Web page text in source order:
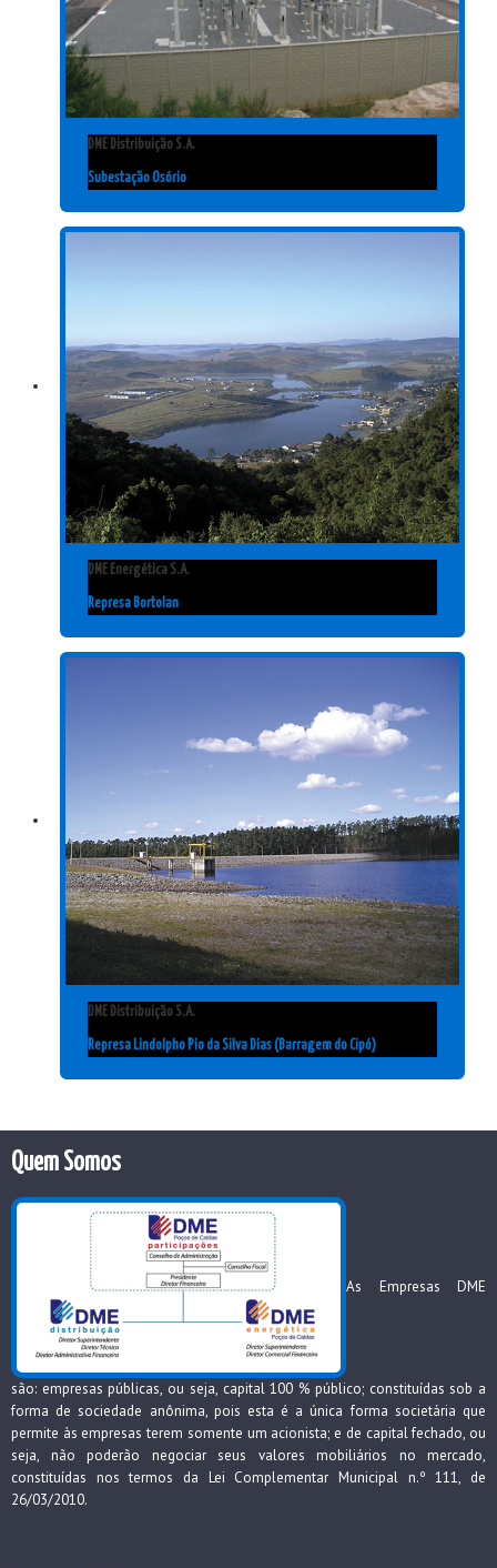
DME Distribuição S.A.
Subestação Osório
DME Energética S.A.
Represa Bortolan
DME Distribuição S.A.
Represa Lindolpho Pio da Silva Dias (Barragem do Cipó)
Quem Somos
As Empresas DME
são: empresas públicas, ou seja, capital 100 % público; constituídas sob a
forma de sociedade anônima, pois esta é a única forma societária que
permite às empresas terem somente um acionista; e de capital fechado, ou
seja, não poderão negociar seus valores mobiliários no mercado,
constituídas nos termos da Lei Complementar Municipal n.º 111, de
26/03/2010.